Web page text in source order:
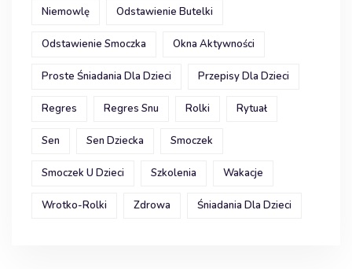
Niemowlę Odstawienie Butelki
Odstawienie Smoczka Okna Aktywności
Proste Śniadania Dla Dzieci Przepisy Dla Dzieci
Regres Regres Snu Rolki Rytuał
Sen Sen Dziecka Smoczek
Smoczek U Dzieci Szkolenia Wakacje
Wrotko-Rolki Zdrowa Śniadania Dla Dzieci